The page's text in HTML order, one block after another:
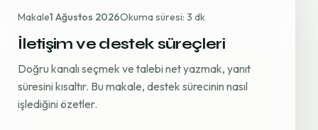
Makale1 Ağustos 2026Okuma süresi: 3 dk
İletişim ve destek süreçleri
Doğru kanalı seçmek ve talebi net yazmak, yanıt
süresini kısaltır. Bu makale, destek sürecinin nasıl
işlediğini özetler.